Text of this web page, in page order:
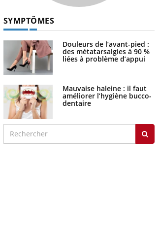
SYMPTÔMES
Douleurs de l’avant-pied :
des métatarsalgies à 90 %
liées à problème d’appui
Mauvaise haleine : il faut
améliorer l’hygiène bucco-
dentaire